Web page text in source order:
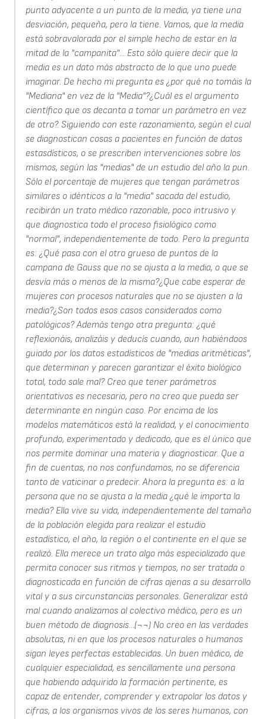
punto adyacente a un punto de la media, ya tiene una
desviación, pequeña, pero la tiene. Vamos, que la media
está sobravalorada por el simple hecho de estar en la
mitad de la "campanita"... Esto sólo quiere decir que la
media es un dato más abstracto de lo que uno puede
imaginar. De hecho mi pregunta es ¿por qué no tomáis la
"Mediana" en vez de la "Media"?¿Cuál es el argumento
científico que os decanta a tomar un parámetro en vez
de otro?. Siguiendo con este razonamiento, según el cual
se diagnostican cosas a pacientes en función de datos
estasdísticos, o se prescriben intervenciones sobre los
mismos, según las "medias" de un estudio del año la pun.
Sólo el porcentaje de mujeres que tengan parámetros
similares o idénticos a la "media" sacada del estudio,
recibirán un trato médico razonable, poco intrusivo y
que diagnostica todo el proceso fisiológico como
"normal", independientemente de todo. Pero la pregunta
es: ¿Qué pasa con el otro grueso de puntos de la
campana de Gauss que no se ajusta a la media, o que se
desvía más o menos de la misma?¿Que cabe esperar de
mujeres con procesos naturales que no se ajusten a la
media?¿Son todos esos casos considerados como
patológicos? Además tengo otra pregunta: ¿qué
reflexionáis, analizáis y deducís cuando, aun habiéndoos
guiado por los datos estadísticos de "medias aritméticas",
que determinan y parecen garantizar el éxito biológico
total, todo sale mal? Creo que tener parámetros
orientativos es necesario, pero no creo que pueda ser
determinante en ningún caso. Por encima de los
modelos matemáticos está la realidad, y el conocimiento
profundo, experimentado y dedicado, que es el único que
nos permite dominar una materia y diagnosticar. Que a
fin de cuentas, no nos confundamos, no se diferencia
tanto de vaticinar o predecir. Ahora la pregunta es: a la
persona que no se ajusta a la media ¿qué le importa la
media? Ella vive su vida, independientemente del tamaño
de la población elegida para realizar el estudio
estadístico, el año, la región o el continente en el que se
realizó. Ella merece un trato algo más especializado que
permita conocer sus ritmos y tiempos, no ser tratada o
diagnosticada en función de cifras ajenas a su desarrollo
vital y a sus circunstancias personales. Generalizar está
mal cuando analizamos al colectivo médico, pero es un
buen método de diagnosis...(¬¬) No creo en las verdades
absolutas, ni en que los procesos naturales o humanos
sigan leyes perfectas establecidas. Un buen médico, de
cualquier especialidad, es sencillamente una persona
que habiendo adquirido la formación pertinente, es
capaz de entender, comprender y extrapolar los datos y
cifras, a los organismos vivos de los seres humanos, con